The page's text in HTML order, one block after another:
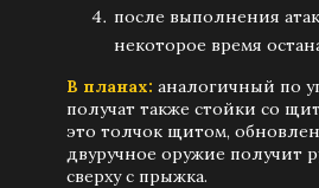
после выполнения
некоторое время
В планах: аналогичный по
получат также стойки со
это толчок щитом,
двуручное оружие получит
сверху с прыжка.